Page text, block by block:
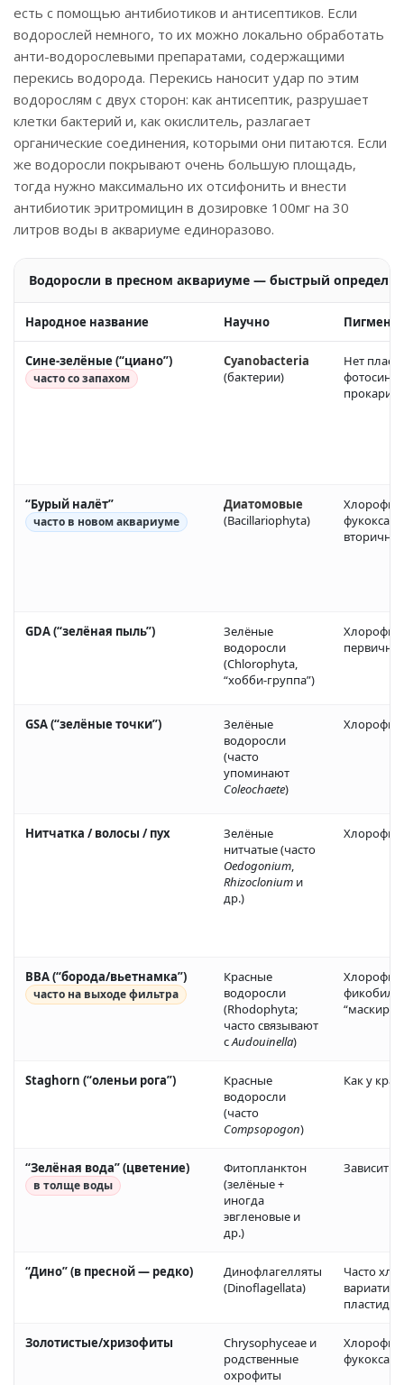
есть с помощью антибиотиков и антисептиков. Если
водорослей немного, то их можно локально обработать
анти-водорослевыми препаратами, содержащими
перекись водорода. Перекись наносит удар по этим
водорослям с двух сторон: как антисептик, разрушает
клетки бактерий и, как окислитель, разлагает
органические соединения, которыми они питаются. Если
же водоросли покрывают очень большую площадь,
тогда нужно максимально их отсифонить и внести
антибиотик эритромицин в дозировке 100мг на 30
литров воды в аквариуме единоразово.
Водоросли в пресном аквариуме — быстрый
Народное название Научно
Сине-зелёные (“циано”)
часто со запахом
Cyanobacteria
(бактерии)
Нет
прокариот
“Бурый налёт”
часто в новом аквариуме
Диатомовые
(Bacillariophyta)
GDA (“зелёная пыль”)
Зелёные
водоросли
(Chlorophyta,
“хобби-группа”)
GSA (“зелёные точки”)
Зелёные
водоросли
(часто
упоминают
Coleochaete)
Нитчатка / волосы / пух
Зелёные
нитчатые (часто
Oedogonium,
Rhizoclonium и
др.)
BBA (“борода/вьетнамка”)
часто на выходе фильтра
Красные
водоросли
(Rhodophyta;
часто связывают
сAudouinella)
Staghorn (“оленьи рога”)
Красные
водоросли
(часто
Compsopogon)
Как у
“Зелёная вода” (цветение)
в толще воды
Фитопланктон
(зелёные +
иногда
эвгленовые и
др.)
Зависит
“Дино” (в пресной — редко)
Динофлагелляты
(Dinoflagellata)
Часто
пластиды
Золотистые/хризофиты
Chrysophyceae и
родственные
охрофиты